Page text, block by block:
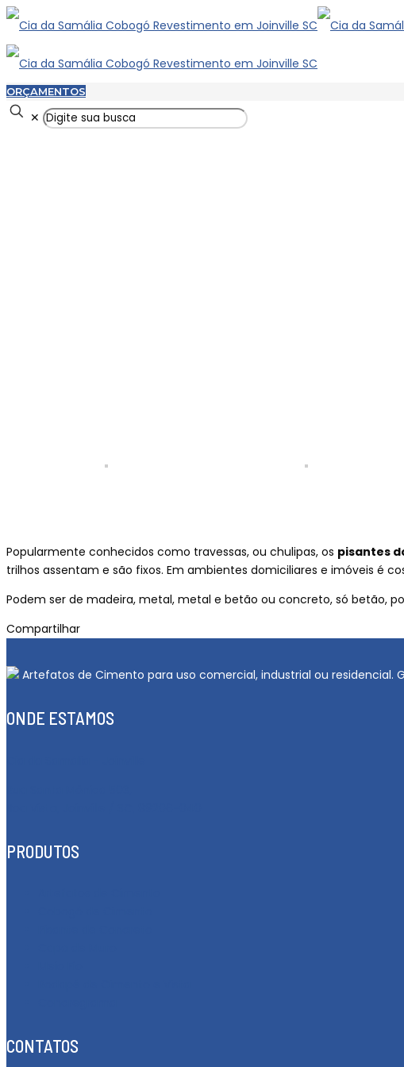
ORÇAMENTOS
✕
Popularmente conhecidos como travessas, ou chulipas, os pisantes
trilhos assentam e são fixos. Em ambientes domiciliares e imóveis é
Podem ser de madeira, metal, metal e betão ou concreto, só betão,
Compartilhar
Artefatos de Cimento para uso comercial, industrial ou residencial.
ONDE ESTAMOS
PRODUTOS
CONTATOS